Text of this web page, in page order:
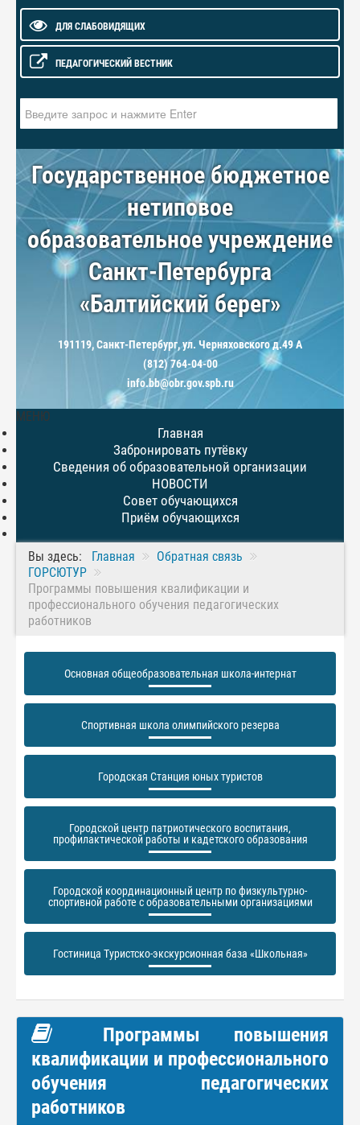
ДЛЯ СЛАБОВИДЯЩИХ
ПЕДАГОГИЧЕСКИЙ ВЕСТНИК
Государственное бюджетное
нетиповое
образовательное учреждение
Санкт-Петербурга
«Балтийский берег»
191119, Санкт-Петербург, ул. Черняховского д.49 А
(812) 764-04-00
info.bb@obr.gov.spb.ru
МЕНЮ
Главная
Забронировать путёвку
Сведения об образовательной организации
НОВОСТИ
Совет обучающихся
Приём обучающихся
Вы здесь: Главная
Обратная связь
ГОРСЮТУР
Программы повышения квалификации и
профессионального обучения педагогических
работников
Основная общеобразовательная школа-интернат
Спортивная школа олимпийского резерва
Городская Станция юных туристов
Городской центр патриотического воспитания,
профилактической работы и кадетского образования
Городской координационный центр по физкультурно-
спортивной работе с образовательными организациями
Гостиница Туристско-экскурсионная база «Школьная»
Программы повышения
квалификации и профессионального
обучения педагогических
работников